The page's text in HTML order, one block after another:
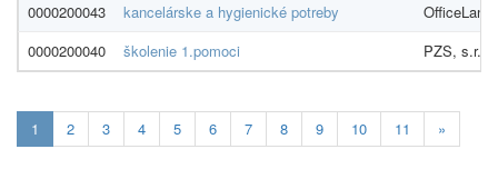
0000200043
kancelárske a hygienické potreby
0000200040
školenie 1.pomoci PZS, s.r.o.
1 Aktualna-
stranka
2 3 4 5 6 7 8 9 10 11 »